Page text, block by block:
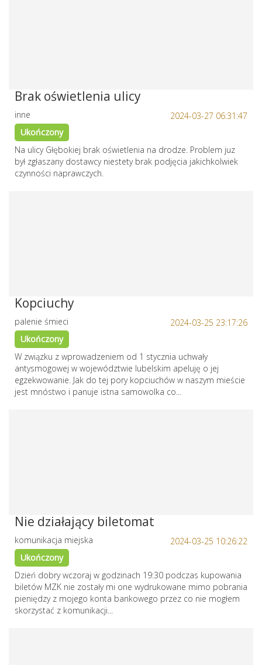
Brak oświetlenia ulicy
2024-03-27 06:31:47
inne
Ukończony
Na ulicy Głębokiej brak oświetlenia na drodze. Problem juz
był zgłaszany dostawcy niestety brak podjęcia jakichkolwiek
czynności naprawczych.
Kopciuchy
2024-03-25 23:17:26
palenie śmieci
Ukończony
W związku z wprowadzeniem od 1 stycznia uchwały
antysmogowej w województwie lubelskim apeluję o jej
egzekwowanie. Jak do tej pory kopciuchów w naszym mieście
jest mnóstwo i panuje istna samowolka co...
Nie działający biletomat
2024-03-25 10:26:22
komunikacja miejska
Ukończony
Dzień dobry wczoraj w godzinach 19:30 podczas kupowania
biletów MZK nie zostały mi one wydrukowane mimo pobrania
pieniędzy z mojego konta bankowego przez co nie mogłem
skorzystać z komunikacji...